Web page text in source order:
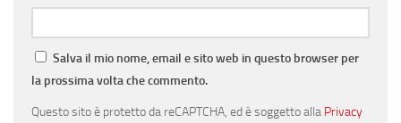
Salva il mio nome, email e sito web in questo browser per
la prossima volta che commento.
Questo sito è protetto da reCAPTCHA, ed è soggetto alla Privacy